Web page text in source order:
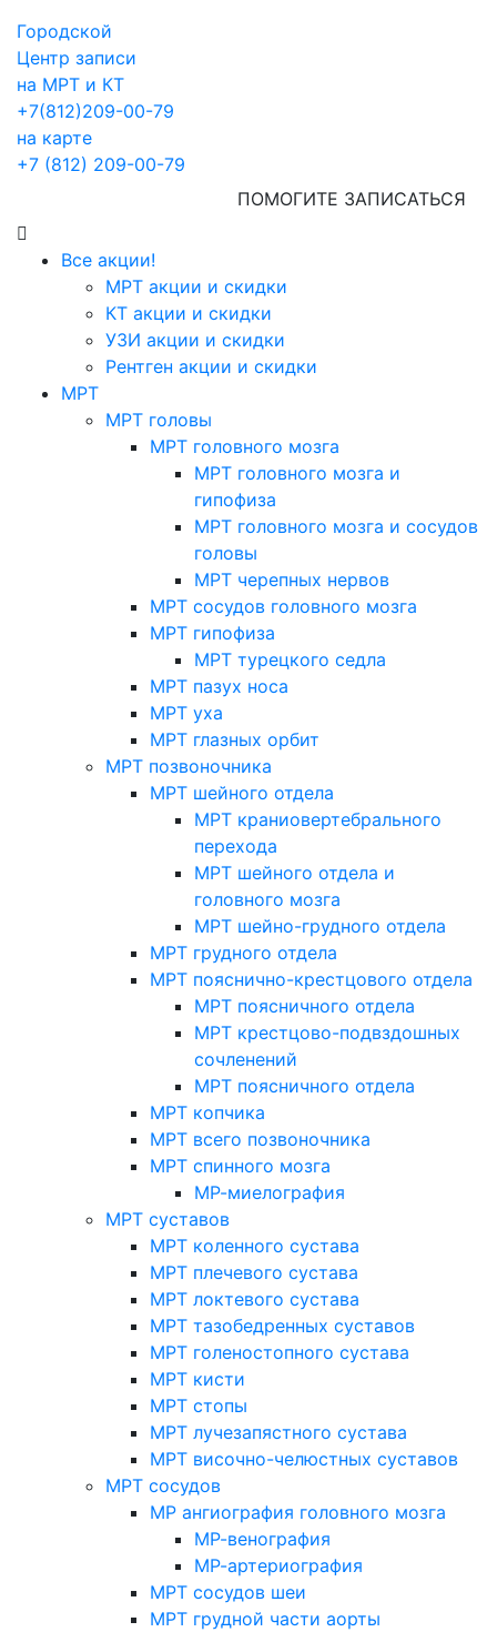
Городской
Центр записи
на МРТ и КТ
+7(812)209-00-79
на карте
+7 (812) 209-00-79
ПОМОГИТЕ ЗАПИСАТЬСЯ
Все акции!
МРТ акции и скидки
КТ акции и скидки
УЗИ акции и скидки
Рентген акции и скидки
МРТ
МРТ головы
МРТ головного мозга
МРТ головного мозга и
гипофиза
МРТ головного мозга и сосудов
головы
МРТ черепных нервов
МРТ сосудов головного мозга
МРТ гипофиза
МРТ турецкого седла
МРТ пазух носа
МРТ уха
МРТ глазных орбит
МРТ позвоночника
МРТ шейного отдела
МРТ краниовертебрального
перехода
МРТ шейного отдела и
головного мозга
МРТ шейно-грудного отдела
МРТ грудного отдела
МРТ пояснично-крестцового отдела
МРТ поясничного отдела
МРТ крестцово-подвздошных
сочленений
МРТ поясничного отдела
МРТ копчика
МРТ всего позвоночника
МРТ спинного мозга
МР-миелография
МРТ суставов
МРТ коленного сустава
МРТ плечевого сустава
МРТ локтевого сустава
МРТ тазобедренных суставов
МРТ голеностопного сустава
МРТ кисти
МРТ стопы
МРТ лучезапястного сустава
МРТ височно-челюстных суставов
МРТ сосудов
МР ангиография головного мозга
МР-венография
МР-артериография
МРТ сосудов шеи
МРТ грудной части аорты